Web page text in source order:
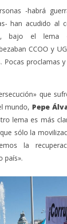
-habrá
han acudido al
bajo el lema
CCOO y
Pocas proclamas
que
mundo, Pepe
lema es más
sólo la
la
país».